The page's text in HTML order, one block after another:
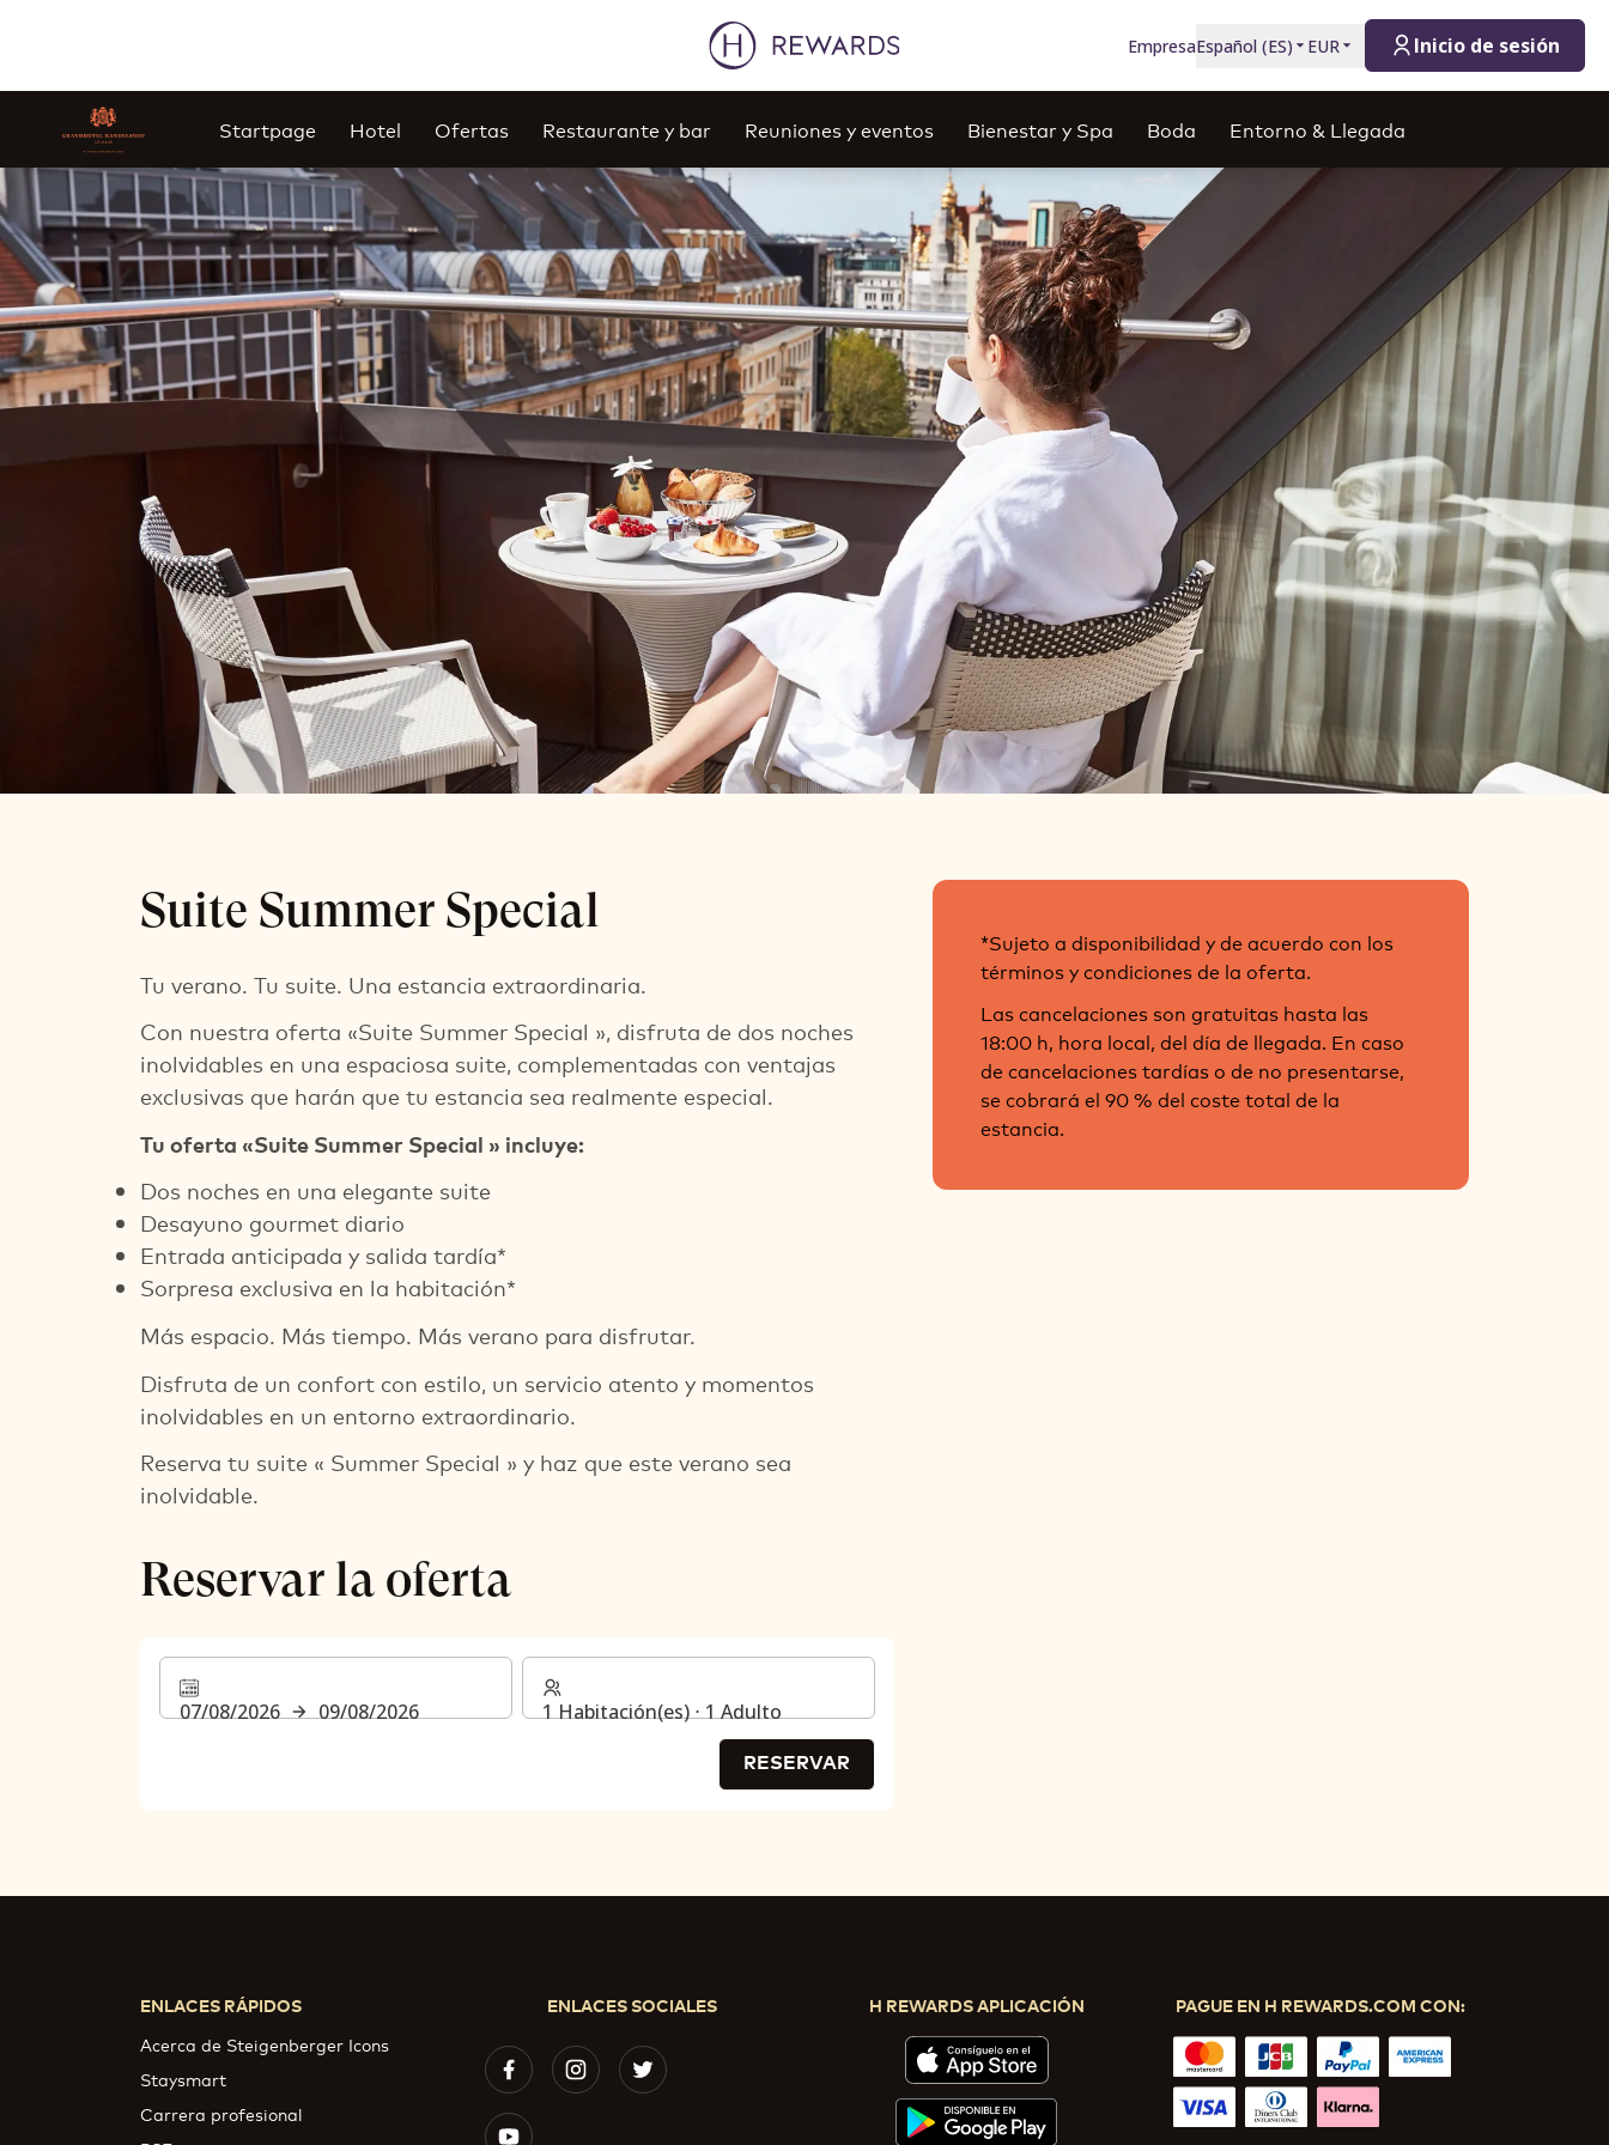
EmpresaEspañol (ES) EUR Inicio de sesión
Startpage Hotel Ofertas Restaurante y bar Reuniones y eventos Bienestar y Spa Boda Entorno & Llegada
Diapositiva 1 de 1
Dos noches de estancia en una elegante suite
Suite Summer Special
Tu verano. Tu suite. Una estancia extraordinaria.
Con nuestra oferta «Suite Summer Special », disfruta de dos noches
inolvidables en una espaciosa suite, complementadas con ventajas
exclusivas que harán que tu estancia sea realmente especial.
Tu oferta «Suite Summer Special » incluye:
Dos noches en una elegante suite
Desayuno gourmet diario
Entrada anticipada y salida tardía*
Sorpresa exclusiva en la habitación*
Más espacio. Más tiempo. Más verano para disfrutar.
Disfruta de un confort con estilo, un servicio atento y momentos
inolvidables en un entorno extraordinario.
Reserva tu suite « Summer Special » y haz que este verano sea
inolvidable.
Reservar la oferta
07/08/2026 09/08/2026
1 Habitación(es) ⋅ 1 Adulto
RESERVAR
*Sujeto a disponibilidad y de acuerdo con los
términos y condiciones de la oferta.
Las cancelaciones son gratuitas hasta las
18:00 h, hora local, del día de llegada. En caso
de cancelaciones tardías o de no presentarse,
se cobrará el 90 % del coste total de la
estancia.
ENLACES RÁPIDOS
Acerca de Steigenberger Icons
Staysmart
Carrera profesional
ENLACES SOCIALES H REWARDS APLICACIÓN PAGUE EN H REWARDS.COM CON: